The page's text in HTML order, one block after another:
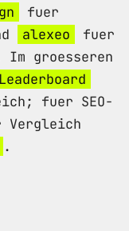
fuer
alexeo
fuer
groesseren
Leaderboard
fuer SEO-
Vergleich
.